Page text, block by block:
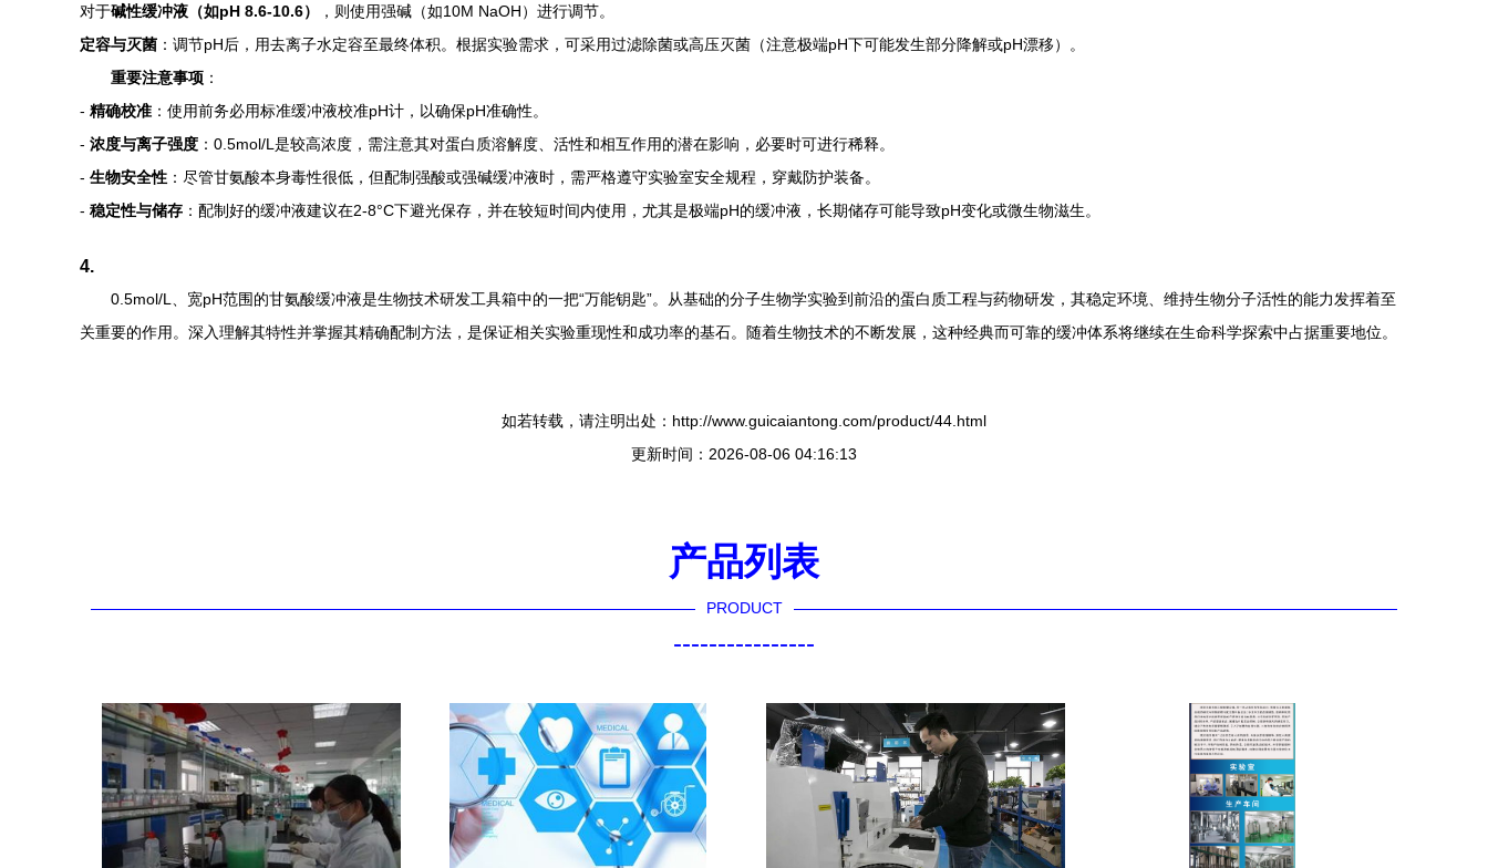
对于碱性缓冲液（如pH 8.6-10.6）
，则使用强碱（如10M NaOH）进行调节。
定容与灭菌 ：调节pH后，用去离子水定容至最终体积。根据实验需求，可采用过滤除菌或高压灭菌（注意极端pH下可能发生部分降解或pH漂移）。
重要注意事项 ：
- 精确校准 ：使用前务必用标准缓冲液校准pH计，以确保pH准确性。
- 浓度与离子强度 ：0.5mol/L是较高浓度，需注意其对蛋白质溶解度、活性和相互作用的潜在影响，必要时可进行稀释。
- 生物安全性 ：尽管甘氨酸本身毒性很低，但配制强酸或强碱缓冲液时，需严格遵守实验室安全规程，穿戴防护装备。
- 稳定性与储存 ：配制好的缓冲液建议在2-8°C下避光保存，并在较短时间内使用，尤其是极端pH的缓冲液，长期储存可能导致pH变化或微生物滋生。
4.
0.5mol/L、宽pH范围的甘氨酸缓冲液是生物技术研发工具箱中的一把“万能钥匙”。从基础的分子生物学实验到前沿的蛋白质工程与药物研发，其稳定环境、维持生物分子活性的能力发挥着至
关重要的作用。深入理解其特性并掌握其精确配制方法，是保证相关实验重现性和成功率的基石。随着生物技术的不断发展，这种经典而可靠的缓冲体系将继续在生命科学探索中占据重要地位。
如若转载，请注明出处：http://www.guicaiantong.com/product/44.html
更新时间：2026-08-06 04:16:13
产品列表
PRODUCT
----------------